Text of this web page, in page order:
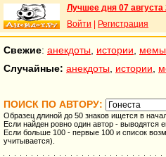
Лучшее дня 07 августа
Войти
Регистрация
Свежие: анекдоты истории мемы
Случайные: анекдоты истории
ПОИСК ПО АВТОРУ:
Образец длиной до 50 знаков ищется в
Если найден ровно один автор - выводятся
Если больше 100 - первые 100 и список
учитывается).